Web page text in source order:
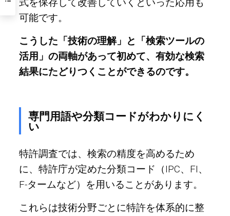
可能です。
こうした「技術の理解」と「検索ツールの
活用」の両軸があって初めて、有効な検索
結果にたどりつくことができるのです。
専門用語や分類コードがわかりにく
い
特許調査では、検索の精度を高めるため
に、特許庁が定めた分類コード（IPC、FI、
F-タームなど）を用いることがあります。
これらは技術分野ごとに特許を体系的に整